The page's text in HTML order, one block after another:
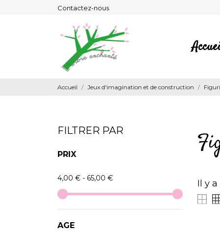
Contactez-nous
Accueil Jeux d'imagination et de construction
FILTRER PAR
PRIX
4,00 € - 65,00 €
AGE
Il y